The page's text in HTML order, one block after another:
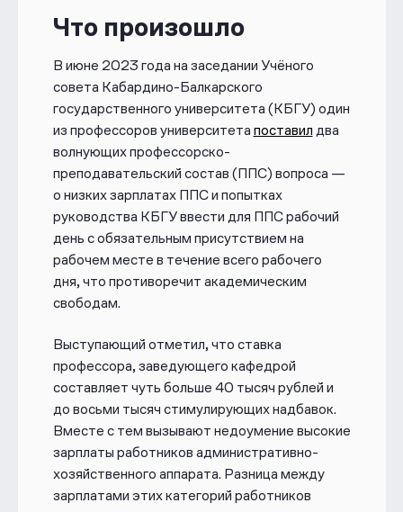
Что произошло
В июне 2023 года на заседании Учёного
совета Кабардино-Балкарского
государственного университета (КБГУ) один
из профессоров университета поставил два
волнующих профессорско-
преподавательский состав (ППС) вопроса —
о низких зарплатах ППС и попытках
руководства КБГУ ввести для ППС рабочий
день с обязательным присутствием на
рабочем месте в течение всего рабочего
дня, что противоречит академическим
свободам.
Выступающий отметил, что ставка
профессора, заведующего кафедрой
составляет чуть больше 40 тысяч рублей и
до восьми тысяч стимулирующих надбавок.
Вместе с тем вызывают недоумение высокие
зарплаты работников административно-
хозяйственного аппарата. Разница между
зарплатами этих категорий работников